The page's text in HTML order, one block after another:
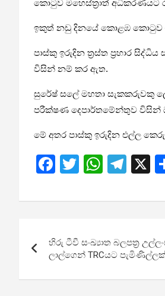
කොටුව මහෙස්ත්‍රාත් අධිකරණයට
ඉකුත් නඩු දිනයේ කොළඹ කොටුව
පාස්කු ඉරුදින ත්‍රස්ත ප්‍රහාර
විසින් නම් කර ඇත.
සුරේෂ් සලේ මහතා සැකකරුවකු
පරීක්ෂණ දෙපාර්තමේන්තුව විසින්
මේ අතර පාස්කු ඉරුදින එල්ල
F
ce
o
o
k
T
tt
W
at
A
p
p
T
e
a
m
X
navigation
හිරු ටීවී සංඛ්‍යාත බලපත්‍ර
ලාල්ගෙන් TRCයට